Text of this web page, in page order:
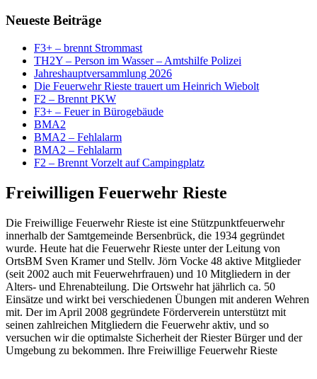
Neueste Beiträge
F3+ – brennt Strommast
TH2Y – Person im Wasser – Amtshilfe Polizei
Jahreshauptversammlung 2026
Die Feuerwehr Rieste trauert um Heinrich Wiebolt
F2 – Brennt PKW
F3+ – Feuer in Bürogebäude
BMA2
BMA2 – Fehlalarm
BMA2 – Fehlalarm
F2 – Brennt Vorzelt auf Campingplatz
Freiwilligen Feuerwehr Rieste
Die Freiwillige Feuerwehr Rieste ist eine Stützpunktfeuerwehr
innerhalb der Samtgemeinde Bersenbrück, die 1934 gegründet
wurde. Heute hat die Feuerwehr Rieste unter der Leitung von
OrtsBM Sven Kramer und Stellv. Jörn Vocke 48 aktive Mitglieder
(seit 2002 auch mit Feuerwehrfrauen) und 10 Mitgliedern in der
Alters- und Ehrenabteilung. Die Ortswehr hat jährlich ca. 50
Einsätze und wirkt bei verschiedenen Übungen mit anderen Wehren
mit. Der im April 2008 gegründete Förderverein unterstützt mit
seinen zahlreichen Mitgliedern die Feuerwehr aktiv, und so
versuchen wir die optimalste Sicherheit der Riester Bürger und der
Umgebung zu bekommen. Ihre Freiwillige Feuerwehr Rieste